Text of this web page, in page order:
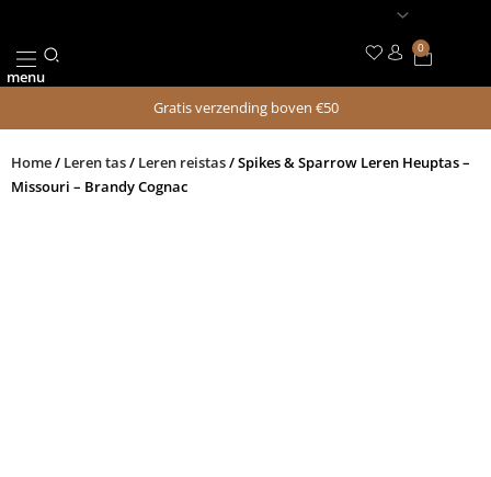
de
inhoud
menu
0
Gratis verzending boven €50
Home/ Leren tas/ Leren reistas/ Spikes & Sparrow Leren Heuptas –
Missouri – Brandy Cognac